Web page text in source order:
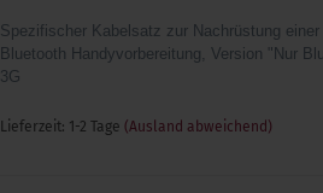
Spezifischer Kabelsatz zur Nachrüstung einer
Bluetooth Handyvorbereitung, Version "Nur
3G
Lieferzeit: 1-2 Tage (Ausland abweichend)